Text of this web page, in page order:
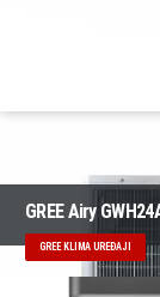
GREE Airy
GREE KLIMA UREĐAJI